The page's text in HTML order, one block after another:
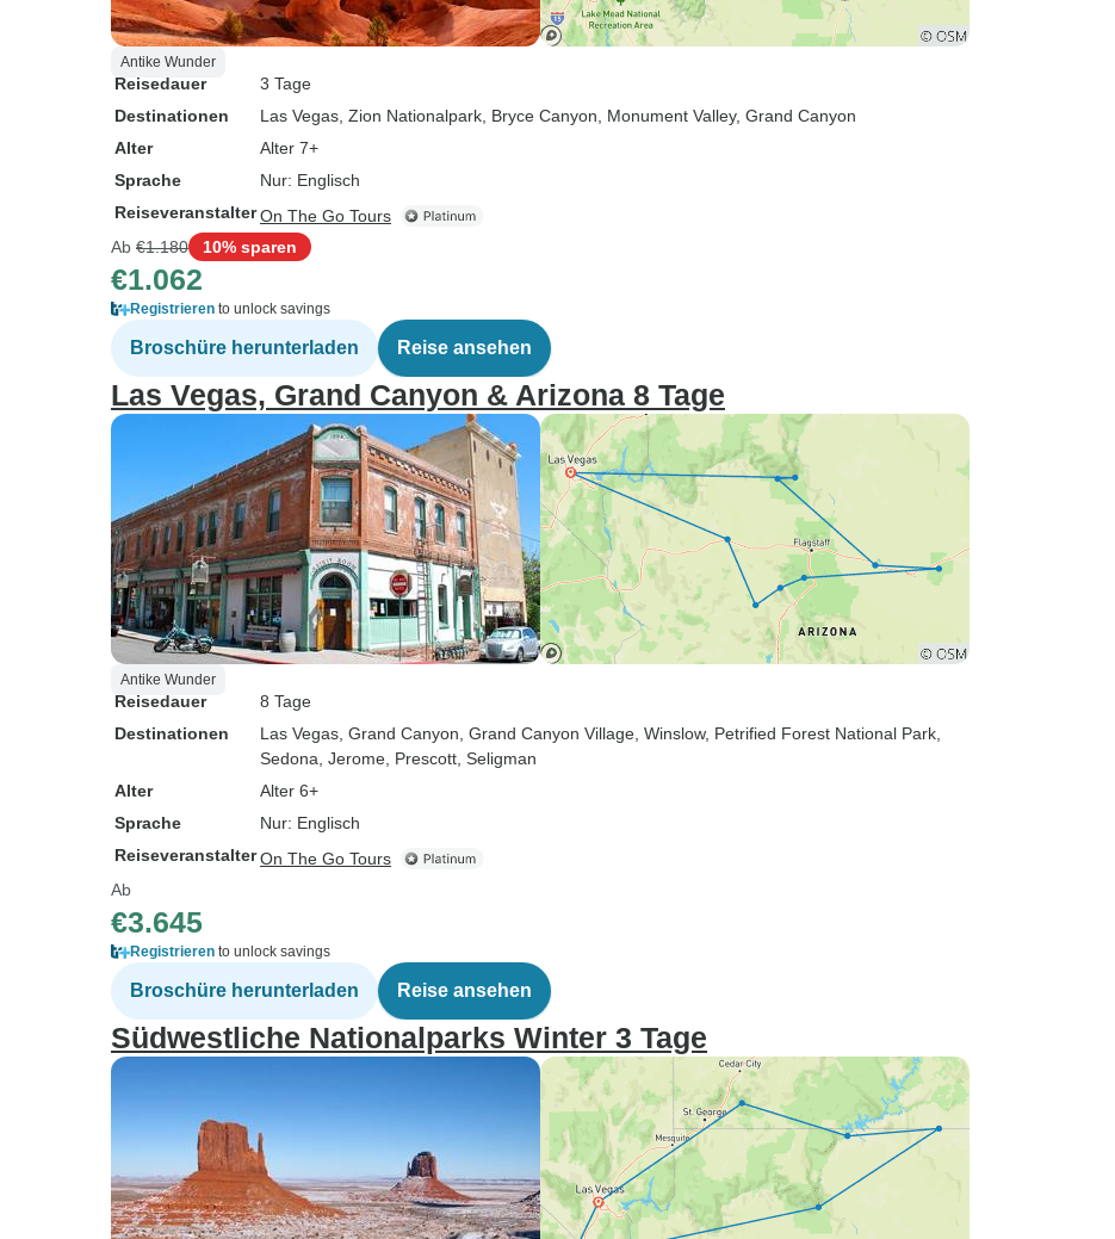
Antike Wunder
Reisedauer
3 Tage
Destinationen
Las Vegas , Zion Nationalpark , Bryce Canyon , Monument Valley, Grand Canyon
Alter
Alter 7+
Sprache
Nur: Englisch
ReiseveranstalterOn The Go Tours
Ab €1.180 10% sparen
€1.062
Registrieren to unlock savings
Broschüre herunterladen Reise ansehen
Las Vegas, Grand Canyon & Arizona 8 Tage
Antike Wunder
Reisedauer
8 Tage
Destinationen
Las Vegas , Grand Canyon , Grand Canyon Village , Winslow, Petrified Forest National Park
Sedona , Jerome , Prescott , Seligman
Alter
Alter 6+
Sprache
Nur: Englisch
ReiseveranstalterOn The Go Tours
Ab
€3.645
Registrieren to unlock savings
Broschüre herunterladen Reise ansehen
Südwestliche Nationalparks Winter 3 Tage